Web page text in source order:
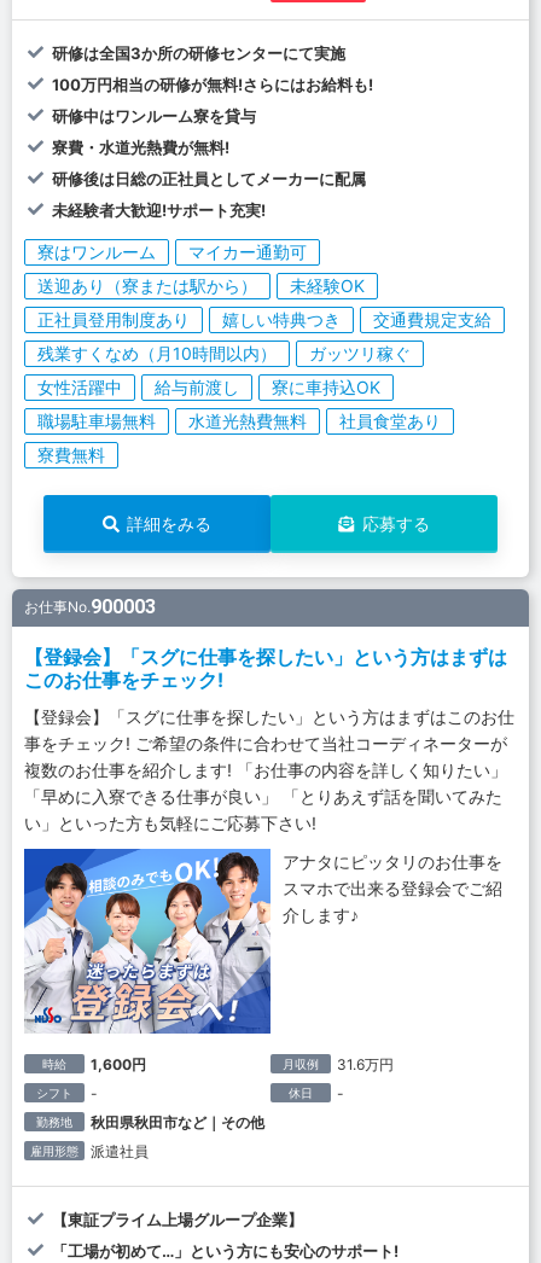
研修は全国3か所の研修センターにて実施
100万円相当の研修が無料!さらにはお給料も!
研修中はワンルーム寮を貸与
寮費・水道光熱費が無料!
研修後は日総の正社員としてメーカーに配属
未経験者大歓迎!サポート充実!
寮はワンルーム
マイカー通勤可
送迎あり（寮または駅から）
未経験OK
正社員登用制度あり
嬉しい特典つき
交通費規定支給
残業すくなめ（月10時間以内）
ガッツリ稼ぐ
女性活躍中
給与前渡し
寮に車持込OK
職場駐車場無料
水道光熱費無料
社員食堂あり
寮費無料
詳細をみる 応募する
お仕事No.900003
【登録会】「スグに仕事を探したい」という方はまずは
このお仕事をチェック!
【登録会】「スグに仕事を探したい」という方はまずはこのお仕
事をチェック! ご希望の条件に合わせて当社コーディネーターが
複数のお仕事を紹介します! 「お仕事の内容を詳しく知りたい」
「早めに入寮できる仕事が良い」 「とりあえず話を聞いてみた
い」といった方も気軽にご応募下さい!
アナタにピッタリのお仕事を
スマホで出来る登録会でご紹
介します♪
時給 1,600円 月収例 31.6万円
シフト - 休日 -
勤務地 秋田県秋田市など｜その他
雇用形態 派遣社員
【東証プライム上場グループ企業】
「工場が初めて…」という方にも安心のサポート!